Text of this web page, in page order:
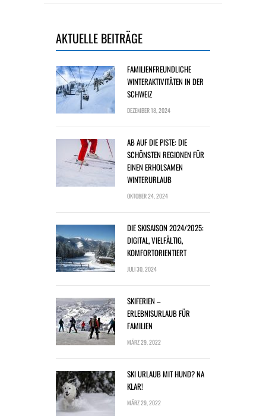
AKTUELLE BEITRÄGE
FAMILIENFREUNDLICHE
WINTERAKTIVITÄTEN IN DER
SCHWEIZ
DEZEMBER 18, 2024
AB AUF DIE PISTE: DIE
SCHÖNSTEN REGIONEN FÜR
EINEN ERHOLSAMEN
WINTERURLAUB
OKTOBER 24, 2024
DIE SKISAISON 2024/2025:
DIGITAL, VIELFÄLTIG,
KOMFORTORIENTIERT
JULI 30, 2024
SKIFERIEN –
ERLEBNISURLAUB FÜR
FAMILIEN
MÄRZ 29, 2022
SKI URLAUB MIT HUND? NA
KLAR!
MÄRZ 29, 2022